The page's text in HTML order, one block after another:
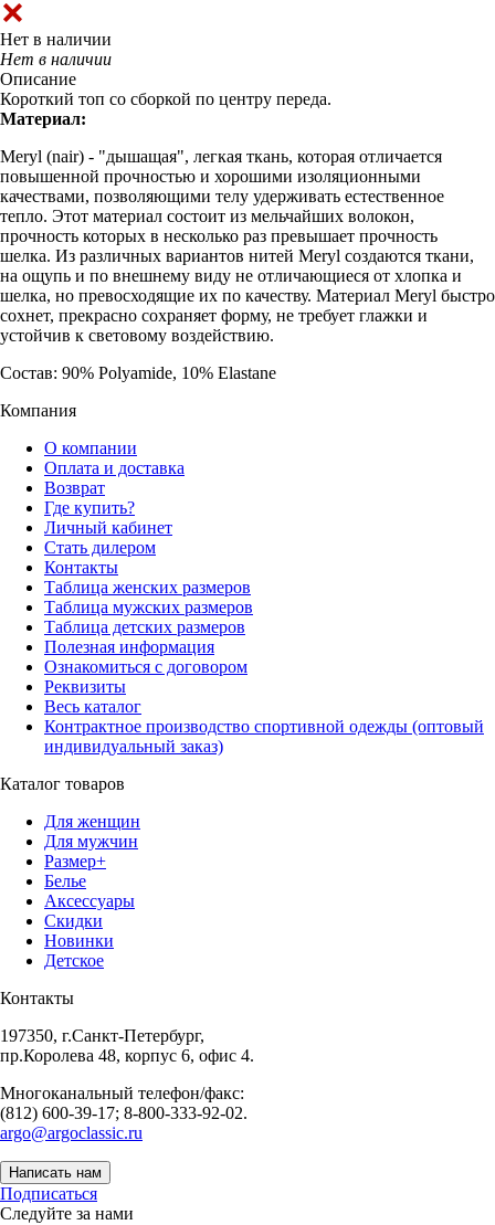
Нет в наличии
Нет в наличии
Описание
Короткий топ со сборкой по центру переда.
Материал:
Meryl (nair) - "дышащая", легкая ткань, которая отличается
повышенной прочностью и хорошими изоляционными
качествами, позволяющими телу удерживать естественное
тепло. Этот материал состоит из мельчайших волокон,
прочность которых в несколько раз превышает прочность
шелка. Из различных вариантов нитей Meryl создаются ткани,
на ощупь и по внешнему виду не отличающиеся от хлопка и
шелка, но превосходящие их по качеству. Материал Meryl быстро
сохнет, прекрасно сохраняет форму, не требует глажки и
устойчив к световому воздействию.
Состав: 90% Polyamide, 10% Elastane
Компания
О компании
Оплата и доставка
Возврат
Где купить?
Личный кабинет
Стать дилером
Контакты
Таблица женских размеров
Таблица мужских размеров
Таблица детских размеров
Полезная информация
Ознакомиться с договором
Реквизиты
Весь каталог
Контрактное производство спортивной одежды (оптовый
индивидуальный заказ)
Каталог товаров
Для женщин
Для мужчин
Размер+
Белье
Аксессуары
Скидки
Новинки
Детское
Контакты
197350, г.Санкт-Петербург,
пр.Королева 48, корпус 6, офис 4.
Многоканальный телефон/факс:
(812) 600-39-17; 8-800-333-92-02.
argo@argoclassic.ru
Написать нам
Подписаться
Следуйте за нами